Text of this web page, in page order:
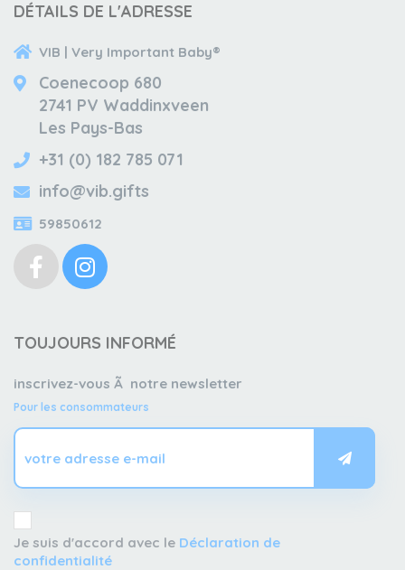
DÉTAILS DE L'ADRESSE
VIB | Very Important Baby®
Coenecoop 680
2741 PV Waddinxveen
Les Pays-Bas
+31 (0) 182 785 071
info@vib.gifts
59850612
TOUJOURS INFORMÉ
inscrivez-vous Ã notre newsletter
Pour les consommateurs
Je suis d'accord avec le Déclaration de
confidentialité